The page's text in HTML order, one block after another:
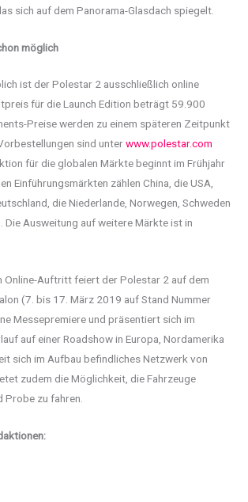
sich auf dem Panorama-Glasdach spiegelt.
möglich
ist der Polestar 2 ausschließlich online
für die Launch Edition beträgt 59.900
Preise werden zu einem späteren Zeitpunkt
sind unterwww.polestar.com
für die globalen Märkte beginnt im Frühjahr
Einführungsmärkten zählen China, die USA,
die Niederlande, Norwegen, Schweden
Die Ausweitung auf weitere Märkte ist in
Online-Auftritt feiert der Polestar 2 auf dem
(7. bis 17. März 2019 auf Stand Nummer
Messepremiere und präsentiert sich im
auf einer Roadshow in Europa, Nordamerika
sich im Aufbau befindliches Netzwerk von
zudem die Möglichkeit, die Fahrzeuge
Probe zu fahren.